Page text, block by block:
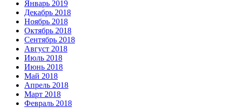
Январь 2019
Декабрь 2018
Ноябрь 2018
Октябрь 2018
Сентябрь 2018
Август 2018
Июль 2018
Июнь 2018
Май 2018
Апрель 2018
Март 2018
Февраль 2018